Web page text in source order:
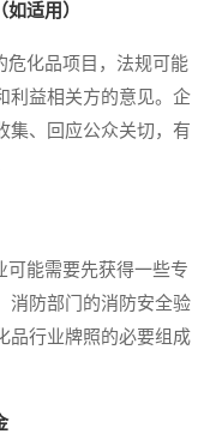
适用）
化品项目，法规可能
利益相关方的意见。企
集、回应公众关切，有
能需要先获得一些专
消防部门的消防安全验
品行业牌照的必要组成